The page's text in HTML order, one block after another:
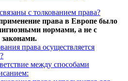
с толкованием права?
права в Европе было
нормами, а не с
права осуществляется
между способами